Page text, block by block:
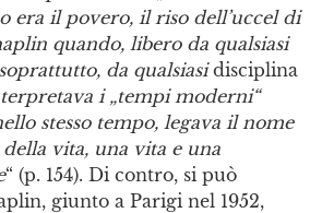
era il povero, il riso dell’uccel di
quando, libero da qualsiasi
da qualsiasidisciplina
i „tempi moderni“
stesso tempo, legava il nome
vita, una vita e una
“ (p. 154). Di contro, si può
giunto a Parigi nel 1952,